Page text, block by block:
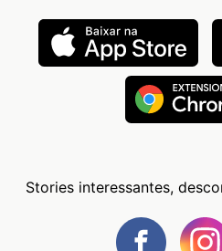
Stories interessantes,